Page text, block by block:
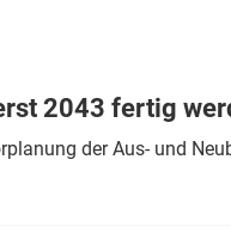
2043 fertig
der Aus- und